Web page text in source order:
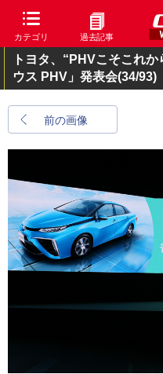
カテゴリ 過去記事
トヨタ、“PHVこそこれ
ウス PHV」発表会(34/93)
前の画像